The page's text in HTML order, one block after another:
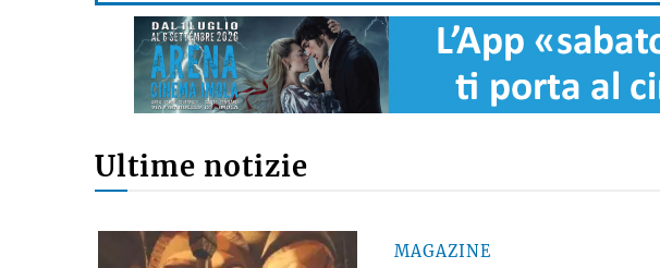
Ultime notizie
MAGAZINE